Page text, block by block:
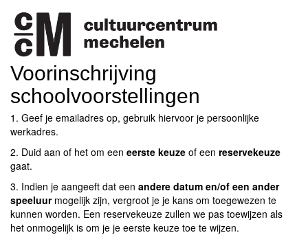
Voorinschrijving
schoolvoorstellingen
1. Geef je emailadres op, gebruik hiervoor je persoonlijke
werkadres.
2. Duid aan of het om een eerste keuze of een reservekeuze
gaat.
3. Indien je aangeeft dat een andere datum en/of een ander
speeluurmogelijk zijn, vergroot je je kans om toegewezen te
kunnen worden. Een reservekeuze zullen we pas toewijzen als
het onmogelijk is om je je eerste keuze toe te wijzen.